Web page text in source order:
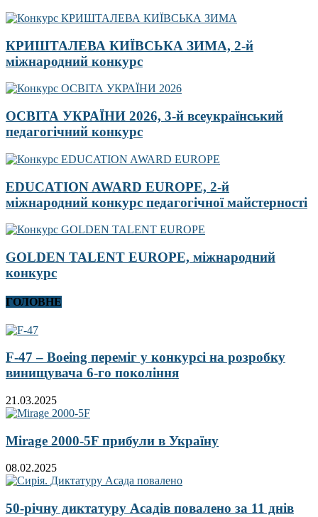
КРИШТАЛЕВА КИЇВСЬКА ЗИМА, 2-й
міжнародний конкурс
ОСВІТА УКРАЇНИ 2026, 3-й всеукраїнський
педагогічний конкурс
EDUCATION AWARD EUROPE, 2-й
міжнародний конкурс педагогічної майстерності
GOLDEN TALENT EUROPE, міжнародний
конкурс
ГОЛОВНЕ
F-47 – Boeing переміг у конкурсі на розробку
винищувача 6-го покоління
21.03.2025
Mirage 2000-5F прибули в Україну
08.02.2025
50-річну диктатуру Асадів повалено за 11 днів